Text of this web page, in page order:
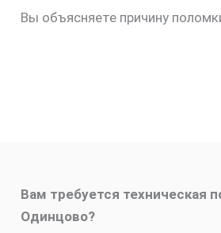
Вы объясняете причину
Вам требуется техническая
Одинцово?